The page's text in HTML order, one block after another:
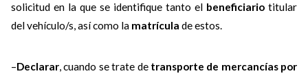
solicitud en la que se identifique tanto el beneficiario titular
del vehículo/s, así como la matrícula de estos.
–Declarar, cuando se trate de transporte de mercancías por